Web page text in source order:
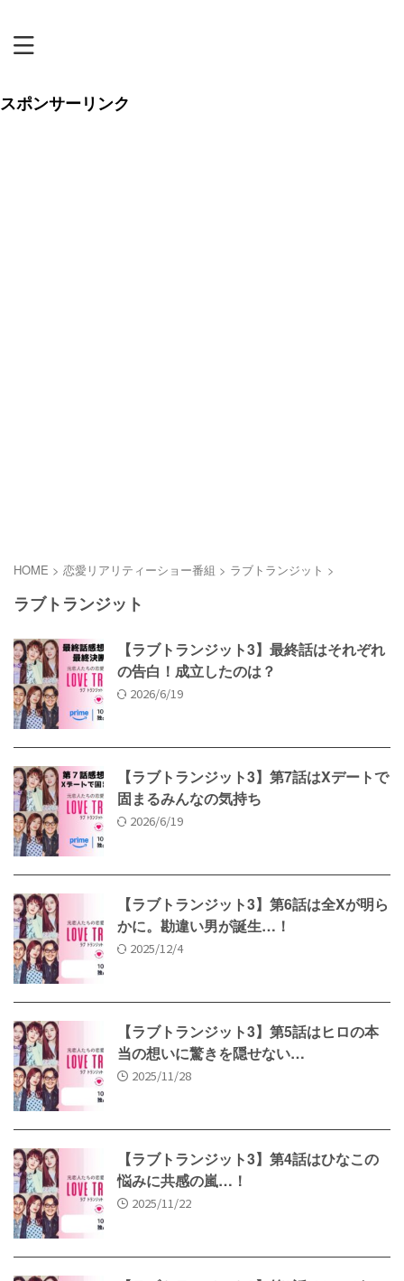
スポンサーリンク
HOME > 恋愛リアリティーショー番組 > ラブトランジット >
ラブトランジット
【ラブトランジット3】最終話はそれぞれ
の告白！成立したのは？
2026/6/19
【ラブトランジット3】第7話はXデートで
固まるみんなの気持ち
2026/6/19
【ラブトランジット3】第6話は全Xが明ら
かに。勘違い男が誕生…！
2025/12/4
【ラブトランジット3】第5話はヒロの本
当の想いに驚きを隠せない…
2025/11/28
【ラブトランジット3】第4話はひなこの
悩みに共感の嵐…！
2025/11/22